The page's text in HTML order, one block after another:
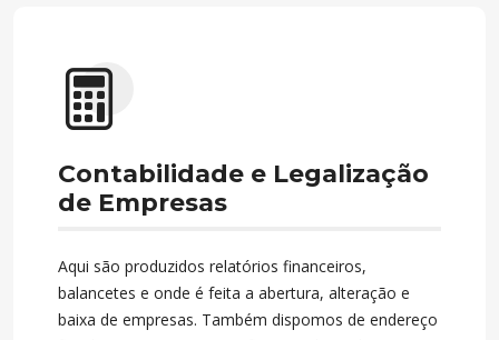
Contabilidade e Legalização
de Empresas
Aqui são produzidos relatórios financeiros,
balancetes e onde é feita a abertura, alteração e
baixa de empresas. Também dispomos de endereço